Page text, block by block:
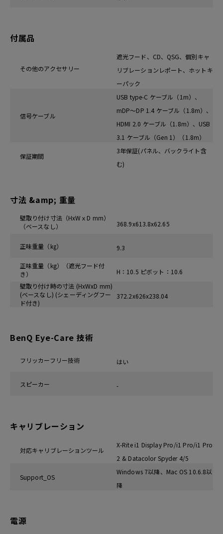
付属品
その他のアクセサリー
遮光フード、CD、QSG、個別キャ
リブレーションレポート、ホットキ
ーパック
信号ケーブル
USB type-C ケーブル（1m）、
mDP～DP 1.4 ケーブル（1.8m）、
HDMI 2.0 ケーブル（1.8m）、USB
3.1 ケーブル（Gen 1）（1.8m）
保証期間
3年保証(パネル、バックライト含
む)
寸法 &amp; 重量
壁取り付け寸法（HxWｘD mm）
（ベースなし）
368.9x613.8x62.65
正味重量（㎏） 9.3
正味重量（kg）（遮光フード付
き）
H：10.5 ピボット：10.6
壁取り付け時の寸法 (HxWxD mm)
(ベースなし) (シェーディングフー
ド付き)
372.2x626x238.04
BenQ Eye-Care 技術
フリッカーフリー技術 はい
スピーカー -
キャリブレーション
対応キャリブレーションツール
X-Rite i1 Display Pro/i1 Pro/i1 Pro
2 & Datacolor Spyder 4/5
Support_OS
Windows 7以降、Mac OS 10.6.8以
降
電源